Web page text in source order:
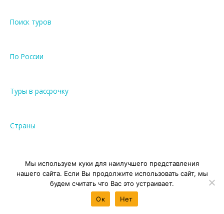
Поиск туров
По России
Туры в рассрочку
Страны
Где купить тур
ГОРЯЩИЕ ТУРЫ
Мы используем куки для наилучшего представления
нашего сайта. Если Вы продолжите использовать сайт, мы
будем считать что Вас это устраивает.
Ок
Нет